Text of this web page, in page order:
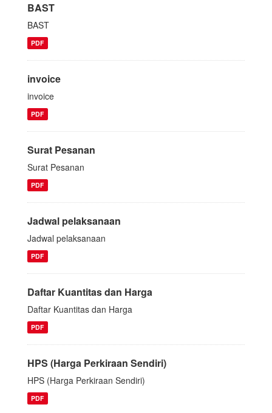
BAST
BAST
PDF
invoice
invoice
PDF
Surat Pesanan
Surat Pesanan
PDF
Jadwal pelaksanaan
Jadwal pelaksanaan
PDF
Daftar Kuantitas dan Harga
Daftar Kuantitas dan Harga
PDF
HPS (Harga Perkiraan Sendiri)
HPS (Harga Perkiraan Sendiri)
PDF